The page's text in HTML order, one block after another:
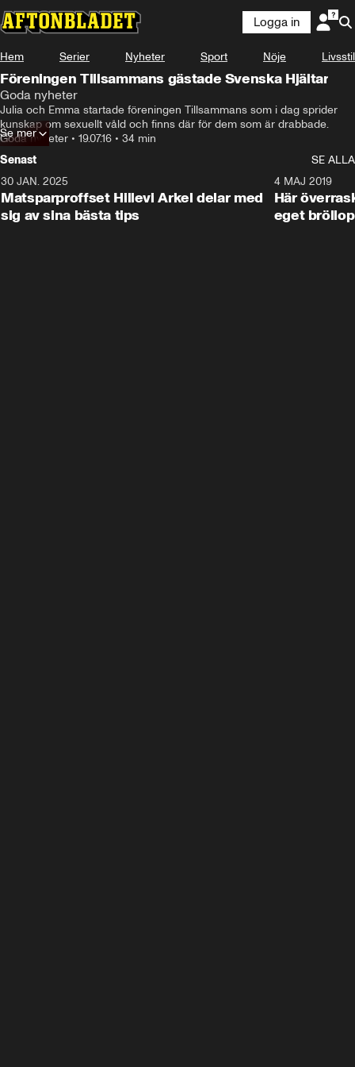
Logga in
Hem Serier Nyheter Sport Nöje Livsstil
Föreningen Tillsammans gästade Svenska Hjältar
Goda nyheter
Julia och Emma startade föreningen Tillsammans som i dag sprider
kunskap om sexuellt våld och finns där för dem som är drabbade.
Goda nyheter • 19.07.16 • 34 min
Se mer
Senast
SE ALLA
30 JAN. 2025
Matsparproffset Hillevi Arkel delar med
sig av sina bästa tips
4 MAJ 2019
Här
eget bröllop